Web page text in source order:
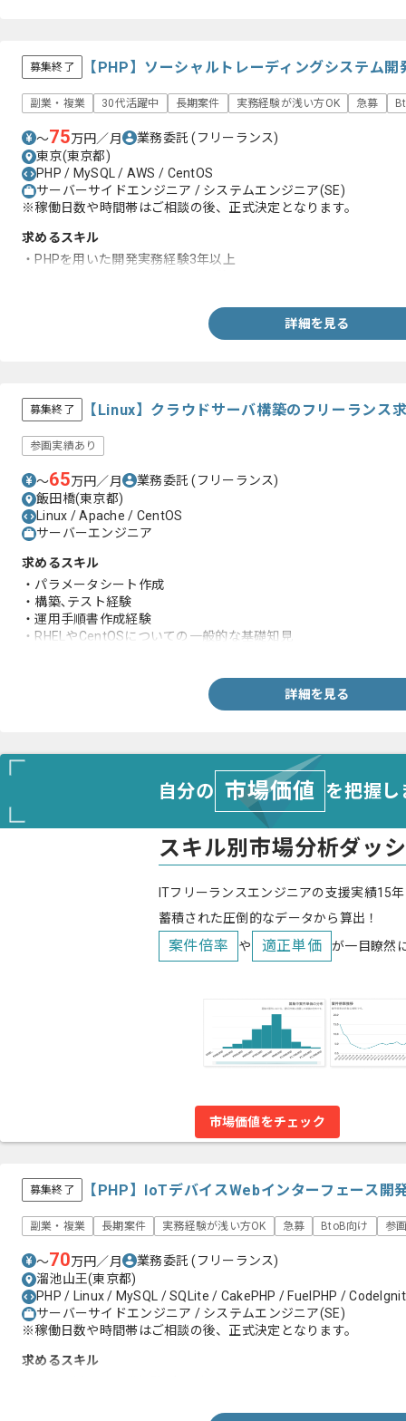
募集終了 【PHP】ソーシャルトレーディングシステム
副業・複業 30代活躍中 長期案件 実務経験が浅い方OK 急募
〜75万円／月 業務委託(フリーランス)
東京(東京都)
PHP / MySQL / AWS / CentOS
サーバーサイドエンジニア / システムエンジニア(SE)
※稼働日数や時間帯はご相談の後、正式決定となります。
求めるスキル
・PHPを用いた開発実務経験3年以上
詳細を見る
募集終了 【Linux】クラウドサーバ構築のフリーランス
参画実績あり
〜65万円／月 業務委託(フリーランス)
飯田橋(東京都)
Linux / Apache / CentOS
サーバーエンジニア
求めるスキル
・パラメータシート作成
・構築､テスト経験
・運用手順書作成経験
・RHELやCentOSについての一般的な基礎知見
・ウィルス対策ソフトの導入経験
詳細を見る
自分の 市場価値 を把握
スキル別市場分析ダッ
ITフリーランスエンジニアの支援実績15
蓄積された圧倒的なデータから算出！
案件倍率 や 適正単価 が一目瞭然
市場価値をチェック
募集終了 【PHP】IoTデバイスWebインターフェース開
副業・複業 長期案件 実務経験が浅い方OK 急募 BtoB向け 参
〜70万円／月 業務委託(フリーランス)
溜池山王(東京都)
PHP / Linux / MySQL / SQLite / CakePHP / FuelPHP /
サーバーサイドエンジニア / システムエンジニア(SE)
※稼働日数や時間帯はご相談の後、正式決定となります。
求めるスキル